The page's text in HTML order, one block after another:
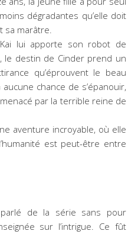
dégradantes qu’elle doit
marâtre.
lui apporte son robot de
le destin de Cinder prend un
qu’éprouvent le beau
chance de s’épanouir,
par la terrible reine de
aventure incroyable, où elle
est peut-être entre
parlé de la série sans pour
sur l’intrigue. Ce fût